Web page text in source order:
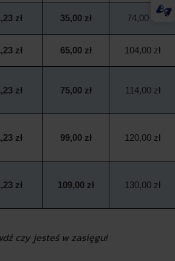
zł 35,00 zł 74,00 zł
zł 65,00 zł 104,00 zł
zł 75,00 zł 114,00 zł
zł 99,00 zł 120,00 zł
zł 109,00 zł 130,00 zł
czy jesteś w zasięgu!